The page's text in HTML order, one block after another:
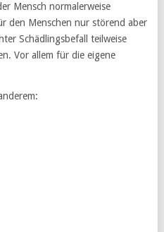
Mensch normalerweise
den Menschen nur störend aber
Schädlingsbefall teilweise
Vor allem für die eigene